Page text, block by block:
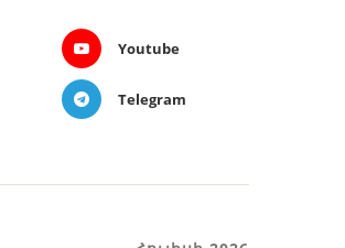
Youtube
Telegram